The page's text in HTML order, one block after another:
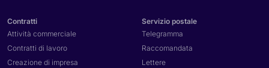
Contratti
Attività commerciale
Contratti di lavoro
Creazione di impresa
Servizio postale
Telegramma
Raccomandata
Lettere